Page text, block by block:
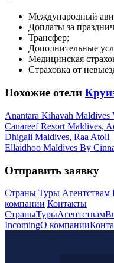
Международный
Доплаты за
Трансфер;
Дополнительные
Медицинская
Страховка от
Похожие отели
Anantara Kihavah Maldives
Canareef Resort Maldives,
Dhigali Maldives, Raa Atoll
Ellaidhoo Maldives By
Отправить заявку
Страны Туры Агентствам
компании Контакты
СтраныТурыАгентствам
IncomingО компании